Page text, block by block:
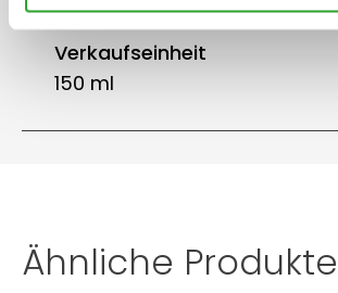
Verkaufseinheit
150 ml
Ähnliche Produkte